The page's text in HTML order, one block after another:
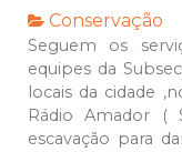
Conservação
Seguem os
equipes da
locais da cidade
Rádio Amador (
escavação para